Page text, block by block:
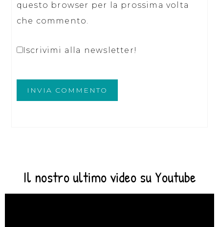
questo browser per la prossima volta
che commento.
Iscrivimi alla newsletter!
Il nostro ultimo video su Youtube